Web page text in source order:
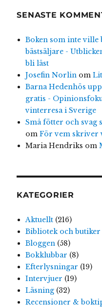
SENASTE
Boken som inte
bästsäljare -
bli läst
Josefin Norlinom
Barna Hedenhös
gratis -
vinterresa i Sverige
Små fötter och
om För vem skriver
Maria Hendriks om
KATEGORIER
Aktuellt(216)
Bibliotek och butiker
Bloggen(58)
Bokklubbar (8)
Efterlysningar (19)
Intervjuer (19)
Läsning(32)
Recensioner &